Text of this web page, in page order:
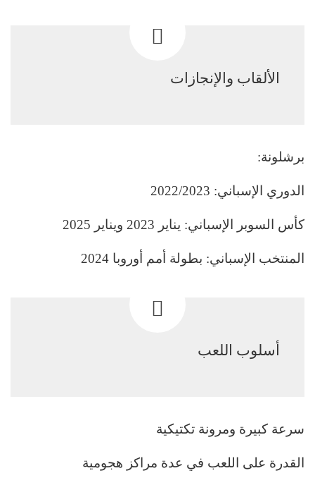
الألقاب والإنجازات
برشلونة:
الدوري الإسباني: 2022/2023
كأس السوبر الإسباني: يناير 2023 ويناير 2025
المنتخب الإسباني: بطولة أمم أوروبا 2024
أسلوب اللعب
سرعة كبيرة ومرونة تكتيكية
القدرة على اللعب في عدة مراكز هجومية